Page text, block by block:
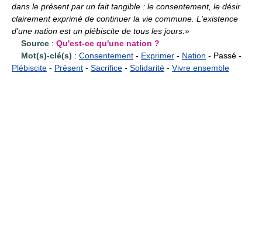
dans le présent par un fait tangible : le consentement, le désir
clairement exprimé de continuer la vie commune. L'existence
d'une nation est un plébiscite de tous les jours.»
Source : Qu'est-ce qu'une nation ?
Mot(s)-clé(s) : Consentement - Exprimer - Nation - Passé -
Plébiscite - Présent - Sacrifice - Solidarité - Vivre ensemble